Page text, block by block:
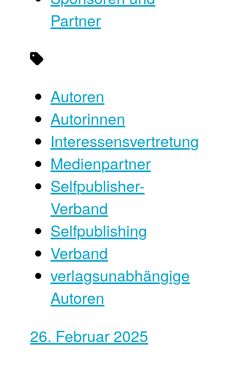
Partner
Autoren
Autorinnen
Interessensvertretung
Medienpartner
Selfpublisher-
Verband
Selfpublishing
Verband
verlagsunabhängige
Autoren
26. Februar 2025